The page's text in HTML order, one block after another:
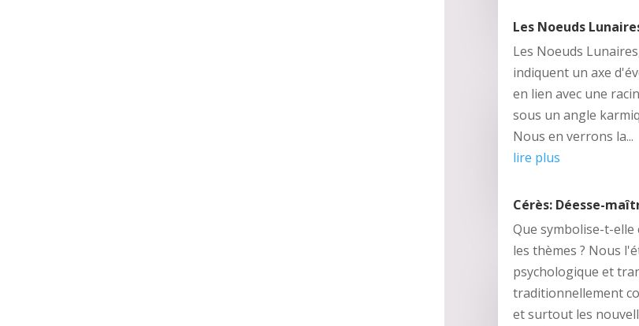
Les Noeuds
Les Noeuds
indiquent un axe
en lien avec une
sous un angle
Nous en verrons la...
lire plus
Cérès: Déesse-
Que symbolise-t-
les thèmes ? Nous
psychologique et
traditionnellement
et surtout les